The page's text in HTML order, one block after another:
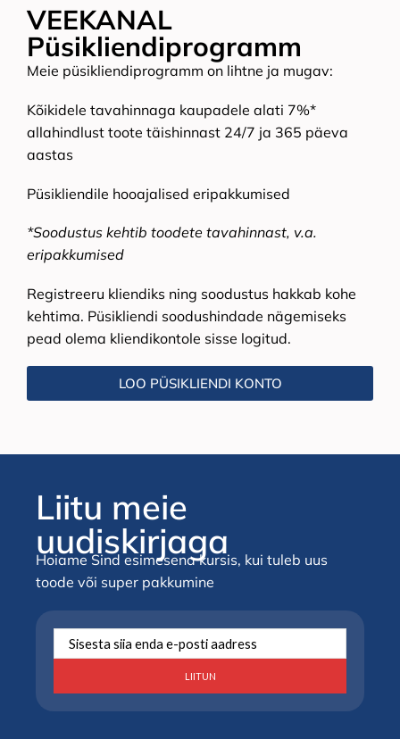
VEEKANAL
Püsikliendiprogramm
Meie püsikliendiprogramm on lihtne ja mugav:
Kõikidele tavahinnaga kaupadele alati 7%*
allahindlust toote täishinnast 24/7 ja 365 päeva
aastas
Püsikliendile hooajalised eripakkumised
*Soodustus kehtib toodete tavahinnast, v.a.
eripakkumised
Registreeru kliendiks ning soodustus hakkab kohe
kehtima. Püsikliendi soodushindade nägemiseks
pead olema kliendikontole sisse logitud.
LOO PÜSIKLIENDI KONTO
Liitu meie
uudiskirjaga
Hoiame Sind esimesena kursis, kui tuleb uus
toode või super pakkumine